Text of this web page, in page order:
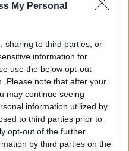
My Personal
sharing to third parties, or
information for
use the below opt-out
Please note that after your
may continue seeing
information utilized by
to third parties prior to
opt-out of the further
by third parties on the
ΝΔ κάτι που είναι
τον ΣΥΡΙΖΑ,
ως κόμμα όπως
ταχύτητα που το
ότι δεν μπορεί
δεν μπορούν να
και είπαν ποιος